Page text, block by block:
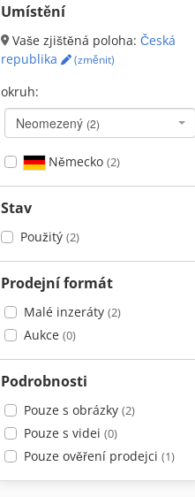
Umístění
Vaše zjištěná poloha: Česká
republika
(změnit)
okruh:
Neomezený (2)
Německo (2)
Stav
Použitý (2)
Prodejní formát
Malé inzeráty (2)
Aukce (0)
Podrobnosti
Pouze s obrázky (2)
Pouze s videi (0)
Pouze ověření prodejci (1)